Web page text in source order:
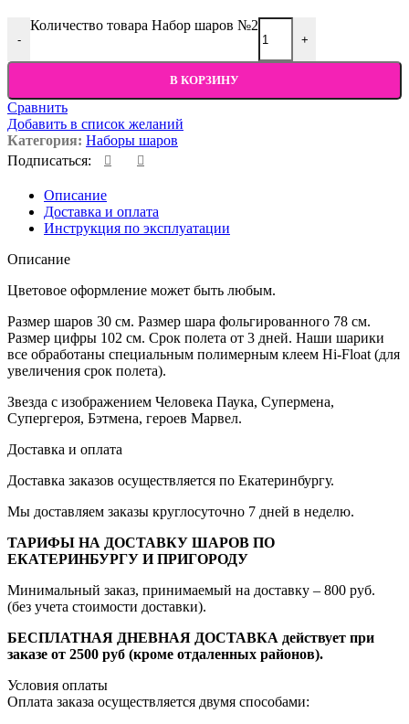
-
Количество товара Набор шаров №2
+
В КОРЗИНУ
Сравнить
Добавить в список желаний
Категория: Наборы шаров
Подписаться:
Описание
Доставка и оплата
Инструкция по эксплуатации
Описание
Цветовое оформление может быть любым.
Размер шаров 30 см. Размер шара фольгированного 78 см.
Размер цифры 102 см. Срок полета от 3 дней. Наши шарики
все обработаны специальным полимерным клеем Hi-Float (для
увеличения срок полета).
Звезда с изображением Человека Паука, Супермена,
Супергероя, Бэтмена, героев Марвел.
Доставка и оплата
Доставка заказов осуществляется по Екатеринбургу.
Мы доставляем заказы круглосуточно 7 дней в неделю.
ТАРИФЫ НА ДОСТАВКУ ШАРОВ ПО
ЕКАТЕРИНБУРГУ И ПРИГОРОДУ
Минимальный заказ, принимаемый на доставку – 800 руб.
(без учета стоимости доставки).
БЕСПЛАТНАЯ ДНЕВНАЯ ДОСТАВКА действует при
заказе от 2500 руб (кроме отдаленных районов).
Условия оплаты
Оплата заказа осуществляется двумя способами: